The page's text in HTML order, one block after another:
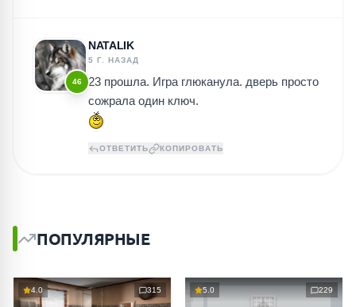
46
NATALIK
5 Г. НАЗАД
23 прошла. Игра глюканула. дверь просто
сожрала один ключ.
ОТВЕТИТЬ КОПИРОВАТЬ
ПОПУЛЯРНЫЕ
4.0 315 5.0 229